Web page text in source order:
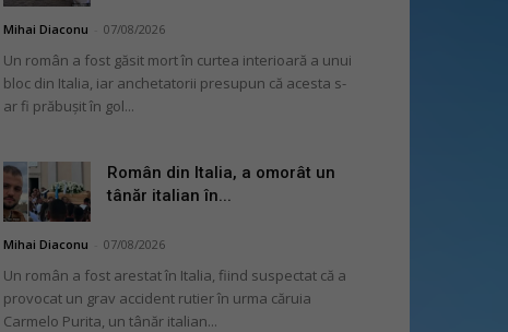
Mihai Diaconu 07/08/2026
Un român a fost găsit mort în curtea interioară a unui
bloc din Italia, iar anchetatorii presupun că acesta s-
ar fi prăbușit în gol...
Român din Italia, a omorât un
tânăr italian în...
Mihai Diaconu 07/08/2026
Un român a fost arestat în Italia, fiind suspectat că a
provocat un grav accident rutier în urma căruia
Carmelo Purita, un tânăr italian...